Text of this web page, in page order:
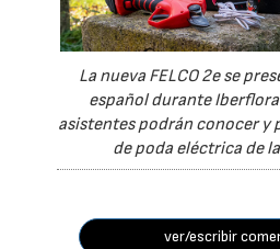
La nueva FELCO 2e se
español durante
asistentes podrán conocer y
de poda eléctrica de
ver/escribir